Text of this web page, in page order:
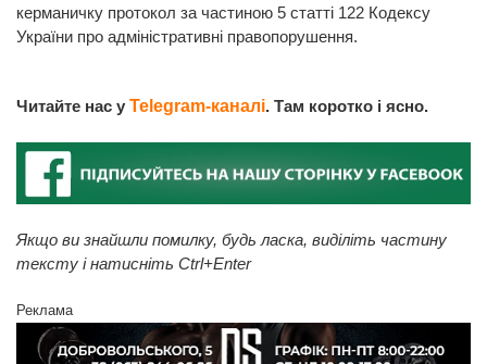
керманичку протокол за частиною 5 статті 122 Кодексу
України про адміністративні правопорушення.
Читайте нас у Telegram-каналі. Там коротко і ясно.
Якщо ви знайшли помилку, будь ласка, виділіть частину
тексту і натисніть Ctrl+Enter
Реклама